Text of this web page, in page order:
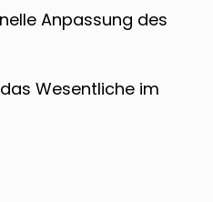
Anpassung des
Wesentliche im